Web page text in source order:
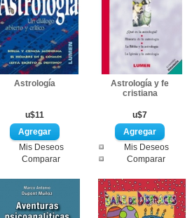
Astrología
u$11
Mis Deseos
Comparar
Astrología y fe
cristiana
u$7
Mis Deseos
Comparar